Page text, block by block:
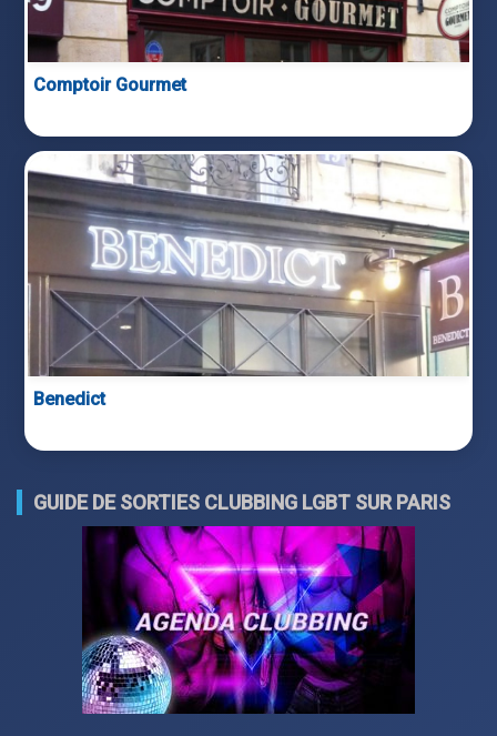
Comptoir Gourmet
Benedict
GUIDE DE SORTIES CLUBBING LGBT SUR PARIS